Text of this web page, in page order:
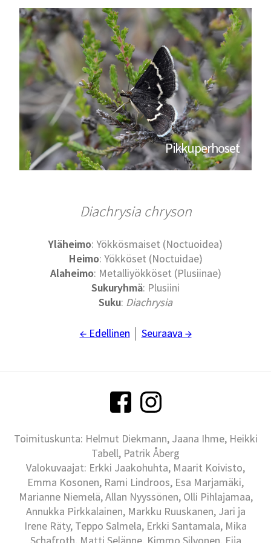
Pikkuperhoset
Diachrysia chryson
Yläheimo: Yökkösmaiset (Noctuoidea)
Heimo: Yökköset (Noctuidae)
Alaheimo: Metalliyökköset (Plusiinae)
Sukuryhmä: Plusiini
Suku: Diachrysia
← Edellinen Seuraava →
Toimituskunta: Helmut Diekmann, Jaana Ihme, Heikki
Tabell, Patrik Åberg
Valokuvaajat: Erkki Jaakohuhta, Maarit Koivisto,
Emma Kosonen, Rami Lindroos, Esa Marjamäki,
Marianne Niemelä, Allan Nyyssönen, Olli Pihlajamaa,
Annukka Pirkkalainen, Markku Ruuskanen, Jari ja
Irene Räty, Teppo Salmela, Erkki Santamala, Mika